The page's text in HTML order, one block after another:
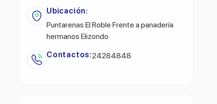
Ubicación:
Puntarenas El Roble Frente a panadería
hermanos Elizondo
Contactos:24284848